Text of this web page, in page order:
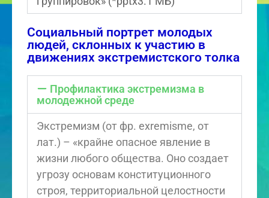
Социальный портрет молодых
людей, склонных к участию в
движениях экстремистского толка
Профилактика экстремизма в
молодежной среде
Экстремизм (от фр. exremisme, от
лат.) – «крайне опасное явление в
жизни любого общества. Оно создает
угрозу основам конституционного
строя, территориальной целостности